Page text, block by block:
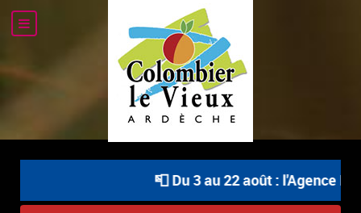
📮 Du 3 au 22 août : l'Agence